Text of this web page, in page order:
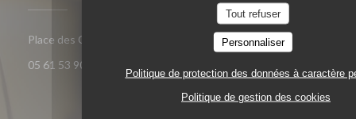
Tout refuser
Personnaliser
Politique de protection des données à caractère
Politique de gestion des cookies
Place des Carmes, 31000 Toulouse
((ouvre une nouvelle fenêtre))
05 61 53 90 63